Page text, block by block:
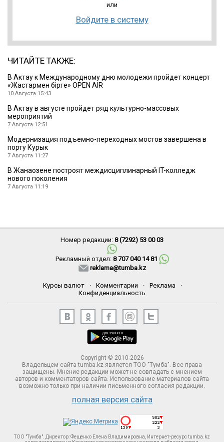
или
Войдите в систему
ЧИТАЙТЕ ТАКЖЕ:
В Актау к Международному дню молодежи пройдет концерт
«Жастармен бірге» OPEN AIR
10 Августа 15:43
В Актау в августе пройдет ряд культурно-массовых
мероприятий
7 Августа 12:51
Модернизация подъемно-переходных мостов завершена в
порту Курык
7 Августа 11:27
В Жанаозене построят междисциплинарный IT-колледж
нового поколения
7 Августа 11:19
Номер редакции: 8 (7292) 53 00 03
Рекламный отдел: 8 707 040 14 81
reklama@tumba.kz
Курсы валют · Комментарии · Реклама
·
Конфиденциальность
Copyright © 2010-2026
Владельцем сайта tumba.kz является ТОО "Тумба". Все права
защищены. Мнение редакции может не совпадать с мнением
авторов и комментаторов сайта. Использование материалов сайта
возможно только при наличии письменного согласия редакции.
полная версия сайта
ТОО "Тумба". Директор: Фещенко Елена Владимировна, Интернет-ресурс tumba.kz